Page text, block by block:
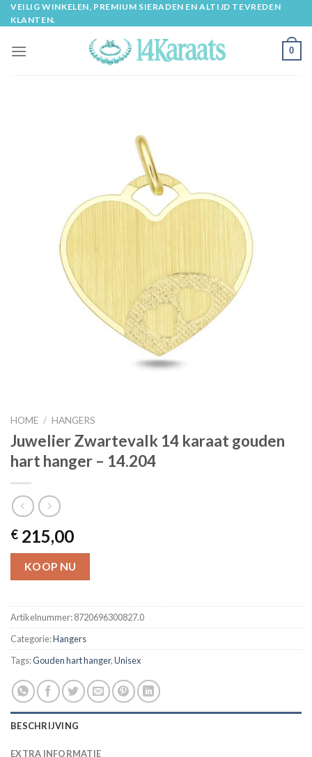
Skip
to
VEILIG WINKELEN, PREMIUM SIERADEN EN ALTIJD TEVREDEN
KLANTEN.
0
HOME / HANGERS
Juwelier Zwartevalk 14 karaat gouden
hart hanger – 14.204
€ 215,00
KOOP NU
Artikelnummer:8720696300827.0
Categorie:Hangers
Tags:Gouden hart hanger,Unisex
BESCHRIJVING
EXTRA INFORMATIE